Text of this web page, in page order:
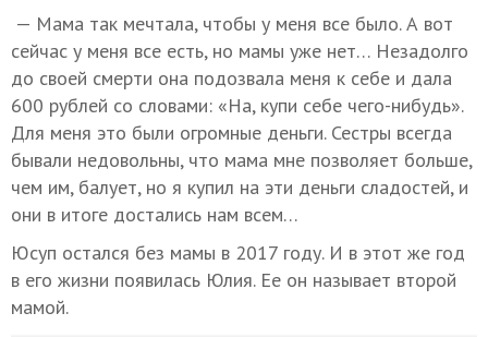
— Мама так мечтала, чтобы у меня все было. А вот
сейчас у меня все есть, но мамы уже нет… Незадолго
до своей смерти она подозвала меня к себе и дала
600 рублей со словами: «На, купи себе чего-нибудь».
Для меня это были огромные деньги. Сестры всегда
бывали недовольны, что мама мне позволяет больше,
чем им, балует, но я купил на эти деньги сладостей, и
они в итоге достались нам всем…
Юсуп остался без мамы в 2017 году. И в этот же год
в его жизни появилась Юлия. Ее он называет второй
мамой.